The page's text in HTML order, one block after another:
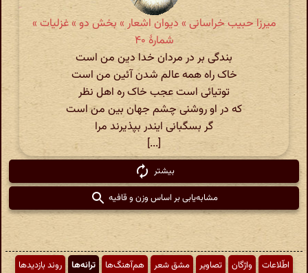
میرزا حبیب خراسانی » دیوان اشعار » بخش دو » غزلیات »
شمارهٔ ۴۰
بندگی بر در مردان خدا دین من است
خاک راه همه عالم شدن آئین من است
توتیائی است عجب خاک ره اهل نظر
که در او روشنی چشم جهان بین من است
گر بسگبانی ایندر بپذیرند مرا
[...]
بیشتر
مشابه‌یابی بر اساس وزن و قافیه
اطّلاعات واژگان تصاویر مشق شعر هم‌آهنگ‌ها ترانه‌ها
روند بازدیدها